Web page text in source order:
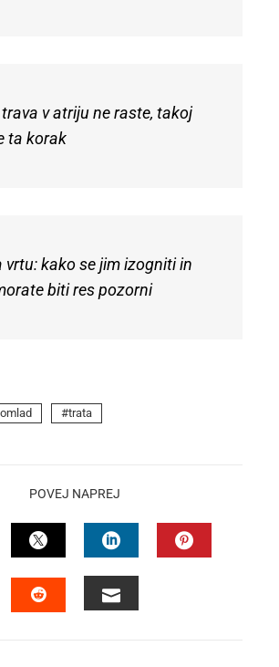
trava v atriju ne raste, takoj
ta korak
vrtu: kako se jim izogniti in
biti res pozorni
trata
POVEJ NAPREJ
TWITTERLINKEDIN